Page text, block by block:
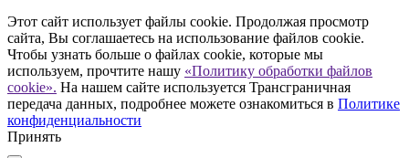
Этот сайт использует файлы cookie. Продолжая просмотр
сайта, Вы соглашаетесь на использование файлов cookie.
Чтобы узнать больше о файлах cookie, которые мы
используем, прочтите нашу «Политику обработки файлов
cookie». На нашем сайте используется Трансграничная
передача данных, подробнее можете ознакомиться в Политике
конфиденциальности
Принять